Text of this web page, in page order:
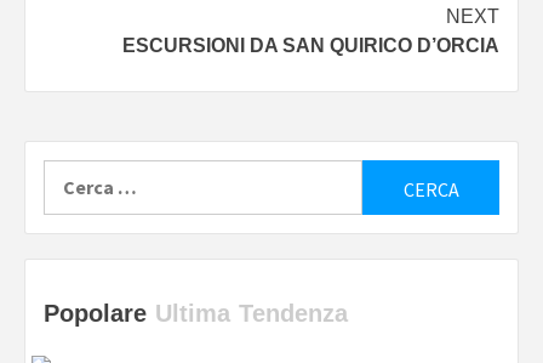
NEXT
ESCURSIONI DA SAN QUIRICO D’ORCIA
Popolare Ultima Tendenza